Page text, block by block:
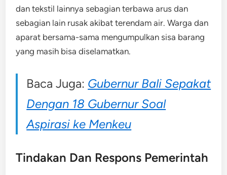
dan tekstil lainnya sebagian terbawa arus dan
sebagian lain rusak akibat terendam air. Warga dan
aparat bersama-sama mengumpulkan sisa barang
yang masih bisa diselamatkan.
Baca Juga: Gubernur Bali Sepakat
Dengan 18 Gubernur Soal
Aspirasi ke Menkeu
Tindakan Dan Respons Pemerintah